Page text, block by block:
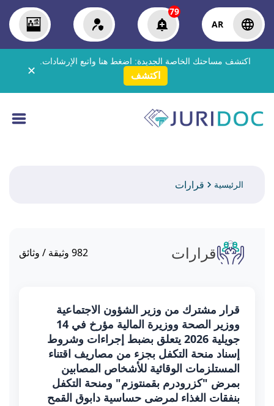
AR
79
اكتشف مساحتك الخاصة الجديدة: اضغط هنا واتبع الإرشادات.
اكتشف ✕
الرئيسية قرارات
قرارات 982 وثيقة / وثائق
قرار مشترك من وزير الشؤون الاجتماعية
ووزير الصحة ووزيرة المالية مؤرخ في 14
جويلية 2026 يتعلق بضبط إجراءات وشروط
إسناد منحة التكفل بجزء من مصاريف اقتناء
المستلزمات الوقائية للأشخاص المصابين
بمرض "كزرودرم بقمنتوزم" ومنحة التكفل
بنفقات الغذاء لمرضى حساسية دابوق القمح